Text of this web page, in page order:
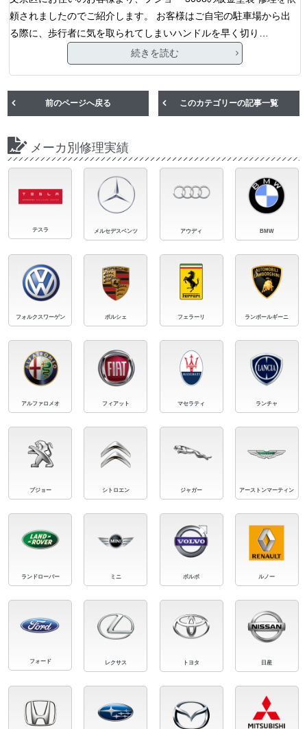
頼されましたのでご紹介します。 お客様はご自宅の駐車場から出
る際に、歩行者に気を取られてしまいハンドルを早く切り…
続きを読む
前のページへ戻る このカテゴリーの記事一覧
メーカ別修理実績
テスラ メルセデスベンツ アウディ BMW
フォルクスワーゲン ポルシェ フェラーリ ランボールギーニ
アルファロメオ フィアット マセラティ ランチャ
プジョー シトロエン ジャガー アーストンマーティン
ランドローバー ミニ ボルボ ルノー
フォード レクサス トヨタ 日産